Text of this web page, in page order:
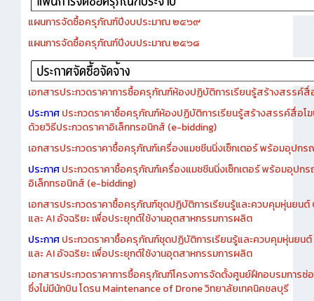
แผนการจัดซื้อครุภัณฑ์ปีงบประมาณ ๒๕๖๙
แผนการจัดซื้อครุภัณฑ์ปีงบประมาณ ๒๕๖๘
เอกสารประกวดราคาการซื้อครุภัณฑ์ห้องปฏิบัติการเรียนรู้สร้างสรรค์
ประกาศประกวดราคาซื้อครุภัณฑ์ห้องปฏิบัติการเรียนรู้สร้างสรรค์สื่อโ
ด้วยวิธีประกวดราคาอิเล็กทรอนิกส์ (e-bidding)
เอกสารประกวดราคาซื้อครุภัณฑ์เครื่องแมชชีนนิ่งเซ็กเตอร์ พร้อมอุปก
ประกาศประกวดราคาซื้อครุภัณฑ์เครื่องแมชชีนนิ่งเซ็กเตอร์ พร้อมอุปก
อิเล็กทรอนิกส์ (e-bidding)
เอกสารประกวดราคาซื้อครุภัณฑ์ชุดปฏิบัติการเรียนรู้และควบคุมหุ่นยน
และ AI อัจฉริยะ เพื่อประยุกต์ใช้งานอุตสาหกรรมการผลิต
ประกาศประกวดราคาซื้อครุภัณฑ์ชุดปฏิบัติการเรียนรู้และควบคุมหุ่นยน
และ AI อัจฉริยะ เพื่อประยุกต์ใช้งานอุตสาหกรรมการผลิต
เอกสารประกวดราคาการซื้อครุภัณฑ์โครงการจัดตั้งศูนย์ฝึกอบรมการซ่
ซึ่งไม่มีนักบิน โดรน Maintenance of Drone วิทยาลัยเทคนิคชลบุรี